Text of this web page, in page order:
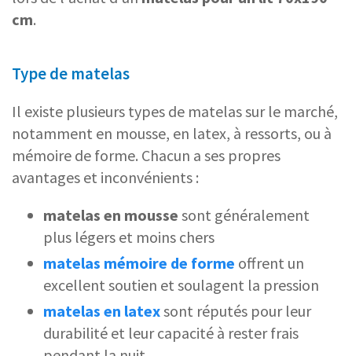
cm.
Type de matelas
Il existe plusieurs types de matelas sur le marché,
notamment en mousse, en latex, à ressorts, ou à
mémoire de forme. Chacun a ses propres
avantages et inconvénients :
matelas en mousse sont généralement
plus légers et moins chers
matelas mémoire de forme offrent un
excellent soutien et soulagent la pression
matelas en latexsont réputés pour leur
durabilité et leur capacité à rester frais